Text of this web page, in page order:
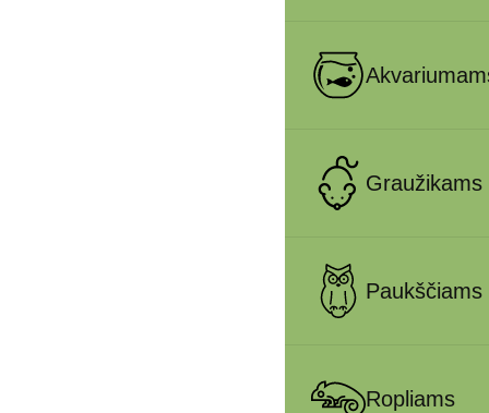
Graužikams
Paukščiams
Ropliams